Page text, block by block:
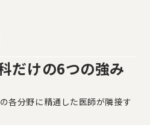
だけの6つの強み
各分野に精通した医師が隣接す